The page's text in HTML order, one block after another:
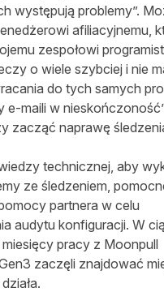
występują problemy”.
afiliacyjnemu,
zespołowi
o wiele szybciej i nie
do tych samych
e-maili w
zacząć naprawę
technicznej, aby
ze śledzeniem,
partnera w celu
audytu konfiguracji. W
pracy z Moonpull
zaczęli znajdować